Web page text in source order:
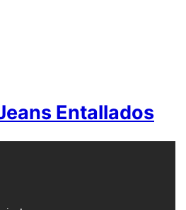
Entallados